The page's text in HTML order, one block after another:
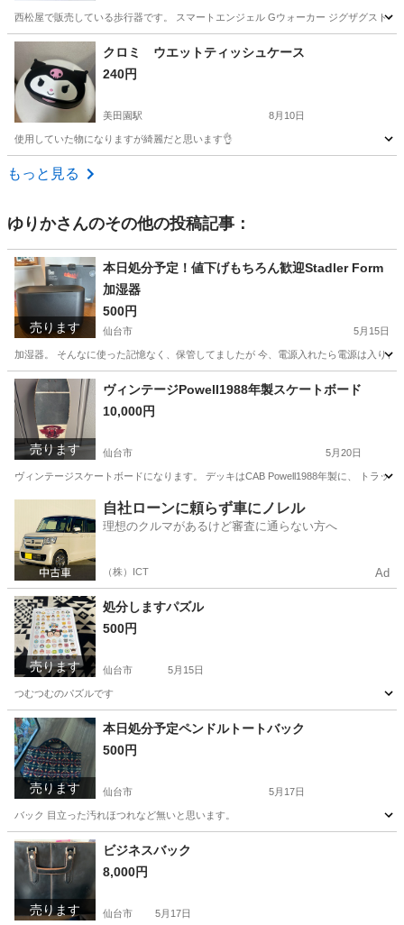
西松屋で販売している歩行器です。 スマートエンジェル Gウォーカー ジグザグスト
宮城 仙台市 ベビー用品 ウォーカー
クロミ ウエットティッシュケース
240円
美田園駅 8月10日
使用していた物になりますが綺麗だと思います👌
宮城 名取市
もっと見る
ゆりかさんのその他の投稿記事：
売ります
本日処分予定！値下げもちろん歓迎Stadler Form
加湿器
500円
仙台市 5月15日
加湿器。 そんなに使った記憶なく、保管してましたが 今、電源入れたら電源は入り
宮城 仙台市 家具 インテリア
売ります
ヴィンテージPowell1988年製スケートボード
10,000円
仙台市 5月20日
ヴィンテージスケートボードになります。 デッキはCAB Powell1988年製に、 トラッ
ストリートスポーツ ヴィンテージ
自社ローンに頼らず車にノレル
理想のクルマがあるけど審査に通らない方へ
（株）ICT Ad
売ります
処分しますパズル
500円
仙台市 5月15日
つむつむのパズルです
宮城 仙台市 キッズ用品
売ります
本日処分予定ペンドルトートバック
500円
仙台市 5月17日
バック 目立った汚れほつれなど無いと思います。
宮城 仙台市 服/ファッション
売ります
ビジネスバック
8,000円
仙台市 5月17日